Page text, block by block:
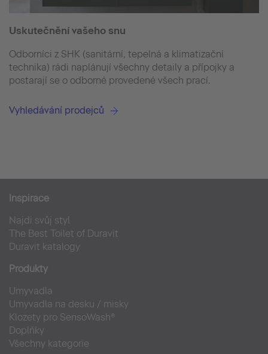
Uskutečnění vašeho snu
Odborníci z SHK (sanitární, tepelná a klimatizační
technika) rádi naplánují všechny detaily a přípojky a
postarají se o odborné provedené všech prací.
Vyhledávání prodejců
Inspirace
Najdi svůj styl
The Best Toilet of Duravit
Duravit katalogy
Produkty
Umyvadla
Umyvadla na desku / misky
Klozety pro SensoWash®
Doplňky
Všechny kategorie